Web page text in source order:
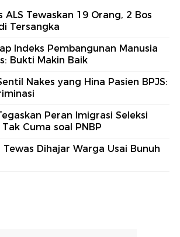
ALS Tewaskan 19 Orang, 2 Bos
Tersangka
Indeks Pembangunan Manusia
Bukti Makin Baik
Nakes yang Hina Pasien BPJS:
Peran Imigrasi Seleksi
Cuma soal PNBP
Dihajar Warga Usai Bunuh